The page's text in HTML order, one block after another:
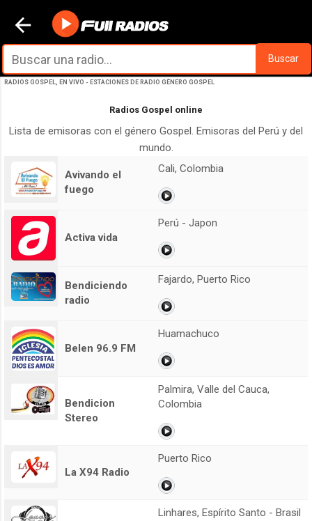
Ir al contenido principal
Buscar
RADIOS GOSPEL, EN VIVO - ESTACIONES DE RADIO GÉNERO GOSPEL
Radios Gospel online
Lista de emisoras con el género Gospel. Emisoras del Perú y del
mundo.
Avivando el
fuego
Cali, Colombia
Activa vida
Perú - Japon
Bendiciendo
radio
Fajardo, Puerto Rico
Belen 96.9 FM
Huamachuco
Bendicion
Stereo
Palmira, Valle del Cauca,
Colombia
La X94 Radio
Puerto Rico
Linhares, Espírito Santo - Brasil